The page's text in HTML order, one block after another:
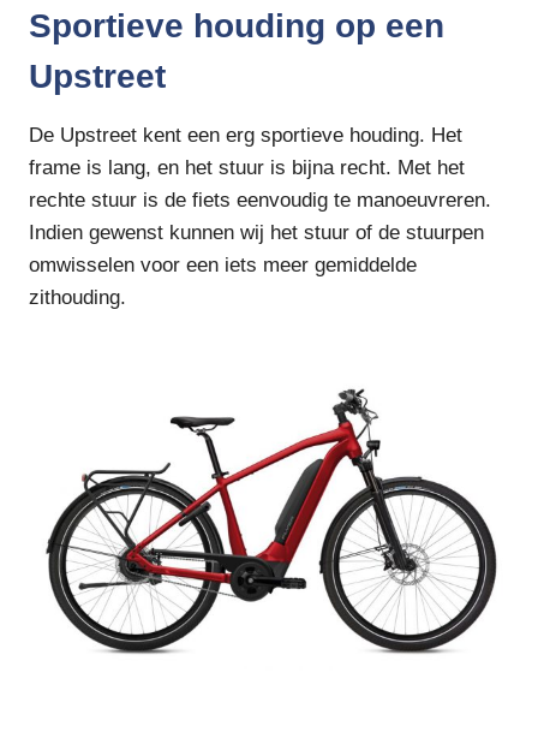
Sportieve houding op een
Upstreet
De Upstreet kent een erg sportieve houding. Het
frame is lang, en het stuur is bijna recht. Met het
rechte stuur is de fiets eenvoudig te manoeuvreren.
Indien gewenst kunnen wij het stuur of de stuurpen
omwisselen voor een iets meer gemiddelde
zithouding.